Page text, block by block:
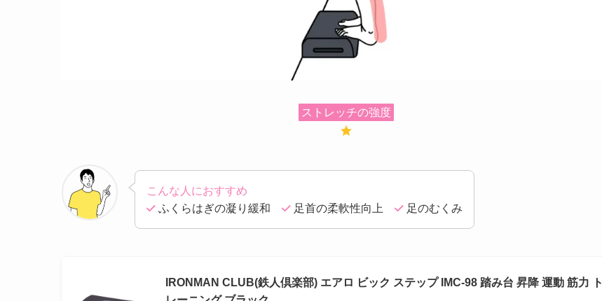
ストレッチの強度
こんな人におすすめ
ふくらはぎの凝り緩和
足首の柔軟性向上 足のむくみ
IRONMAN CLUB(鉄人倶楽部) エアロ ビック ステップ IMC-98 踏み台 昇降 運動 筋力 ト